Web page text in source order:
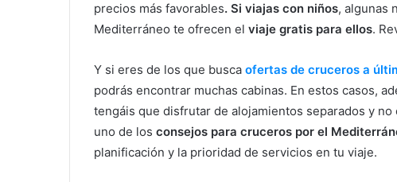
precios más favorables. Si viajas con niños, algunas
Mediterráneo te ofrecen el viaje gratis para ellos.
Y si eres de los que busca ofertas de cruceros a
podrás encontrar muchas cabinas. En estos casos,
tengáis que disfrutar de alojamientos separados y
uno de los consejos para cruceros por el
planificación y la prioridad de servicios en tu viaje.